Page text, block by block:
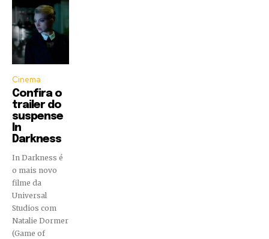
Cinema
Confira o
trailer do
suspense
In
Darkness
In Darkness é
o mais novo
filme da
Universal
Studios com
Natalie Dormer
(Game of